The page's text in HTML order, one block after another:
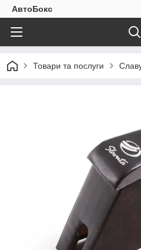
АвтоБокс
Товари та послуги